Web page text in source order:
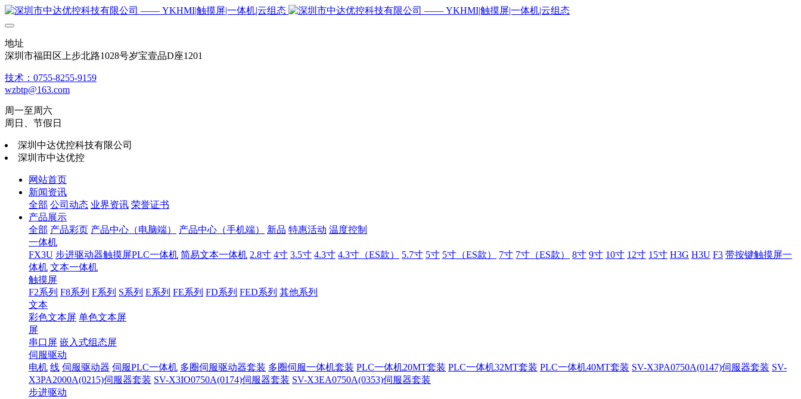
地址
深圳市福田区上步北路1028号岁宝壹品D座1201
技术：0755-8255-9159
wzbtp@163.com
周一至周六
周日、节假日
深圳中达优控科技有限公司
深圳市中达优控
网站首页
新闻资讯
全部 公司动态 业界资讯 荣誉证书
产品展示
全部 产品彩页 产品中心（电脑端） 产品中心（手机端） 新品 特惠活动 温度控制
一体机
FX3U 步进驱动器触摸屏PLC一体机 简易文本一体机 2.8寸 4寸 3.5寸 4.3寸 4.3寸（ES款） 5.7寸 5寸 5寸（ES款） 7寸 7寸（ES款） 8寸 9寸 10寸 12寸 15寸 H3G H3U F3 带按键触摸屏一
体机 文本一体机
触摸屏
F2系列 F8系列 F系列 S系列 E系列 FE系列 FD系列 FED系列 其他系列
文本
彩色文本屏 单色文本屏
屏
串口屏 嵌入式组态屏
伺服驱动
电机 线 伺服驱动器 伺服PLC一体机 多圈伺服驱动器套装 多圈伺服一体机套装 PLC一体机20MT套装 PLC一体机32MT套装 PLC一体机40MT套装 SV-X3PA0750A(0147)伺服器套装 SV-
X3PA2000A(0215)伺服器套装 SV-X3IO0750A(0174)伺服器套装 SV-X3EA0750A(0353)伺服器套装
步进驱动